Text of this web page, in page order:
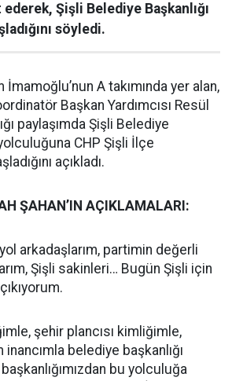
ederek, Şişli Belediye Başkanlığı
söyledi.
İmamoğlu’nun A takımında yer alan,
Başkan Yardımcısı Resül
paylaşımda Şişli Belediye
CHP Şişli İlçe
açıkladı.
ŞAHAN’IN AÇIKLAMALARI:
arkadaşlarım, partimin değerli
Şişli sakinleri… Bugün Şişli için
şehir plancısı kimliğimle,
belediye başkanlığı
bu yolculuğa